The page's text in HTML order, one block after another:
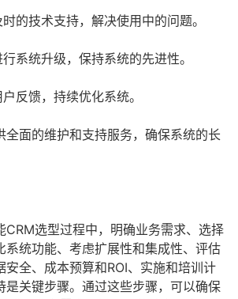
的技术支持，解决使用中的问题。
系统升级，保持系统的先进性。
反馈，持续优化系统。
全面的维护和支持服务，确保系统的长
CRM选型过程中，明确业务需求、选择
系统功能、考虑扩展性和集成性、评估
安全、成本预算和ROI、实施和培训计
是关键步骤。通过这些步骤，可以确保